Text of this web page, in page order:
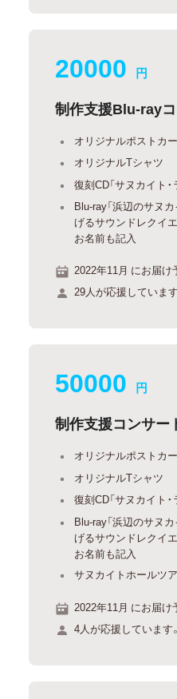
20000 円
制作支援Blu-ray
オリジナルポストカー
オリジナルTシャツ
復刻CD「サヌカイト・
Blu-ray「浜辺のサヌ
げるサウンドレクイ
お名前も記入
2022年11月 にお届け
29人が応援しています
50000 円
制作支援コンサー
オリジナルポストカー
オリジナルTシャツ
復刻CD「サヌカイト・
Blu-ray「浜辺のサヌ
げるサウンドレクイ
お名前も記入
サヌカイトホールツア
2022年11月 にお届け
4人が応援しています。